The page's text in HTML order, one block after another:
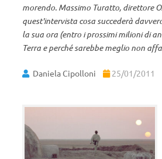
morendo. Massimo Turatto, direttore
quest'intervista cosa succederà
la sua ora (entro i prossimi milioni di
Terra e perché sarebbe meglio non
Daniela Cipolloni 25/01/2011